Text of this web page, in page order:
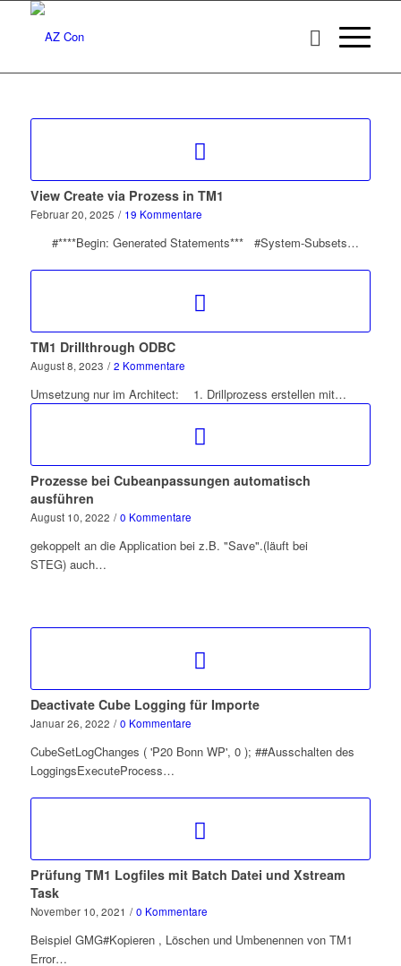
View Create via Prozess in TM1
Februar 20, 2025 / 19 Kommentare
#****Begin: Generated Statements*** #System-Subsets…
TM1 Drillthrough ODBC
August 8, 2023 / 2 Kommentare
Umsetzung nur im Architect: 1. Drillprozess erstellen mit…
Prozesse bei Cubeanpassungen automatisch
ausführen
August 10, 2022 / 0 Kommentare
gekoppelt an die Application bei z.B. "Save".(läuft bei
STEG) auch…
Deactivate Cube Logging für Importe
Januar 26, 2022 / 0 Kommentare
CubeSetLogChanges ( 'P20 Bonn WP', 0 ); ##Ausschalten des
LoggingsExecuteProcess…
Prüfung TM1 Logfiles mit Batch Datei und Xstream
Task
November 10, 2021 / 0 Kommentare
Beispiel GMG#Kopieren , Löschen und Umbenennen von TM1
Error…